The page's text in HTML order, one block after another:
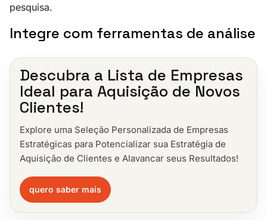
pesquisa.
Integre com ferramentas de análise
Descubra a Lista de Empresas
Ideal para Aquisição de Novos
Clientes!
Explore uma Seleção Personalizada de Empresas
Estratégicas para Potencializar sua Estratégia de
Aquisição de Clientes e Alavancar seus Resultados!
quero saber mais